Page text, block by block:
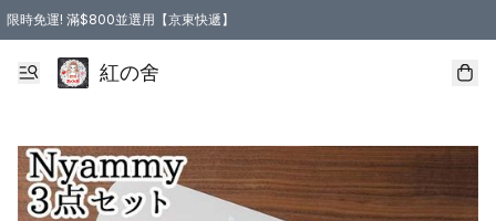
限時免運! 滿$800並選用【京東快遞】
紅の舍